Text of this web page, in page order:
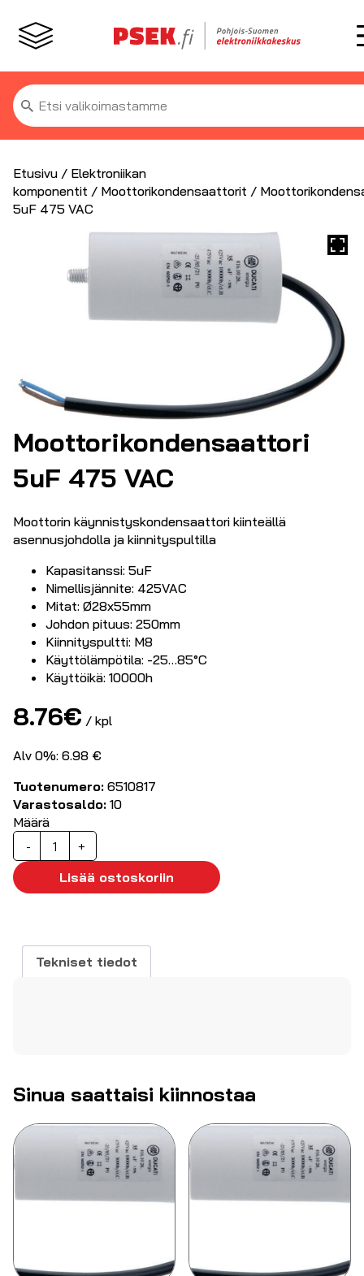
Etsi:
Etusivu / Elektroniikan
komponentit / Moottorikondensaattorit /
5uF 475 VAC
Moottorikondensaattori
5uF 475 VAC
Moottorin käynnistyskondensaattori kiinteällä
asennusjohdolla ja kiinnityspultilla
Kapasitanssi: 5uF
Nimellisjännite: 425VAC
Mitat: Ø28x55mm
Johdon pituus: 250mm
Kiinnityspultti: M8
Käyttölämpötila: -25…85°C
Käyttöikä: 10000h
8.76€ / kpl
Alv 0%: 6.98 €
Tuotenumero: 6510817
Varastosaldo: 10
Määrä
-
Moottorikondensaattori
5uF
475
VAC
+
Lisää ostoskoriin
Tekniset tiedot
Sinua saattaisi kiinnostaa